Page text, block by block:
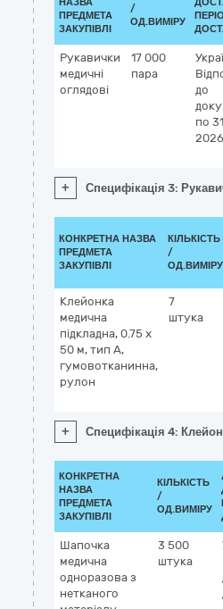
ПРЕДМЕТА
ЗАКУПІВЛІ
/
ОД.ВИМІРУ
Рукавички
медичні
оглядові
17 000
пара
до
по
2026
+ Специфікація 3:
КОНКРЕТНА НАЗВА
ПРЕДМЕТА
ЗАКУПІВЛІ
КІЛЬКІСТЬ
/
ОД.ВИМІРУ
Клейонка
медична
підкладна, 0.75 х
50 м, тип А,
гумовотканинна,
рулон
7
штука
+ Специфікація 4:
КОНКРЕТНА
НАЗВА
ПРЕДМЕТА
ЗАКУПІВЛІ
КІЛЬКІСТЬ
/
ОД.ВИМІРУ
Шапочка
медична
одноразова з
нетканого
3 500
штука